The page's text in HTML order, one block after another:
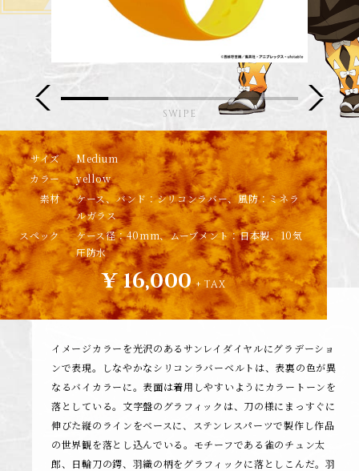
サイズ
Medium
カラー
yellow
素材
ケース、バンド：シリコンラバー、風防：ミネラ
ルガラス
スペック
ケース径：40mm、ムーブメント：日本製、10気
圧防水
¥ 16,000+ TAX
イメージカラーを光沢のあるサンレイダイヤルにグラデーショ
ンで表現。しなやかなシリコンラバーベルトは、表裏の色が異
なるバイカラーに。表面は着用しやすいようにカラートーンを
落としている。文字盤のグラフィックは、刀の様にまっすぐに
伸びた縦のラインをベースに、ステンレスパーツで製作し作品
の世界観を落とし込んでいる。モチーフである雀のチュン太
郎、日輪刀の鍔、羽織の柄をグラフィックに落としこんだ。羽